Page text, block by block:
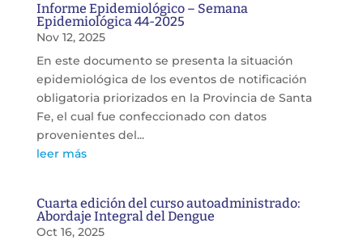
Informe Epidemiológico – Semana
Epidemiológica 44-2025
Nov 12, 2025
En este documento se presenta la situación
epidemiológica de los eventos de notificación
obligatoria priorizados en la Provincia de Santa
Fe, el cual fue confeccionado con datos
provenientes del...
leer más
Cuarta edición del curso autoadministrado:
Abordaje Integral del Dengue
Oct 16, 2025